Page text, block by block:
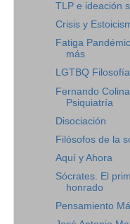
TLP e ideación
Crisis y
Fatiga
más
LGTBQ Filosofía
Fernando
Psiquiatría
Disociación
Filósofos de la
Aquí y Ahora
Sócrates. El
honrado
Pensamiento